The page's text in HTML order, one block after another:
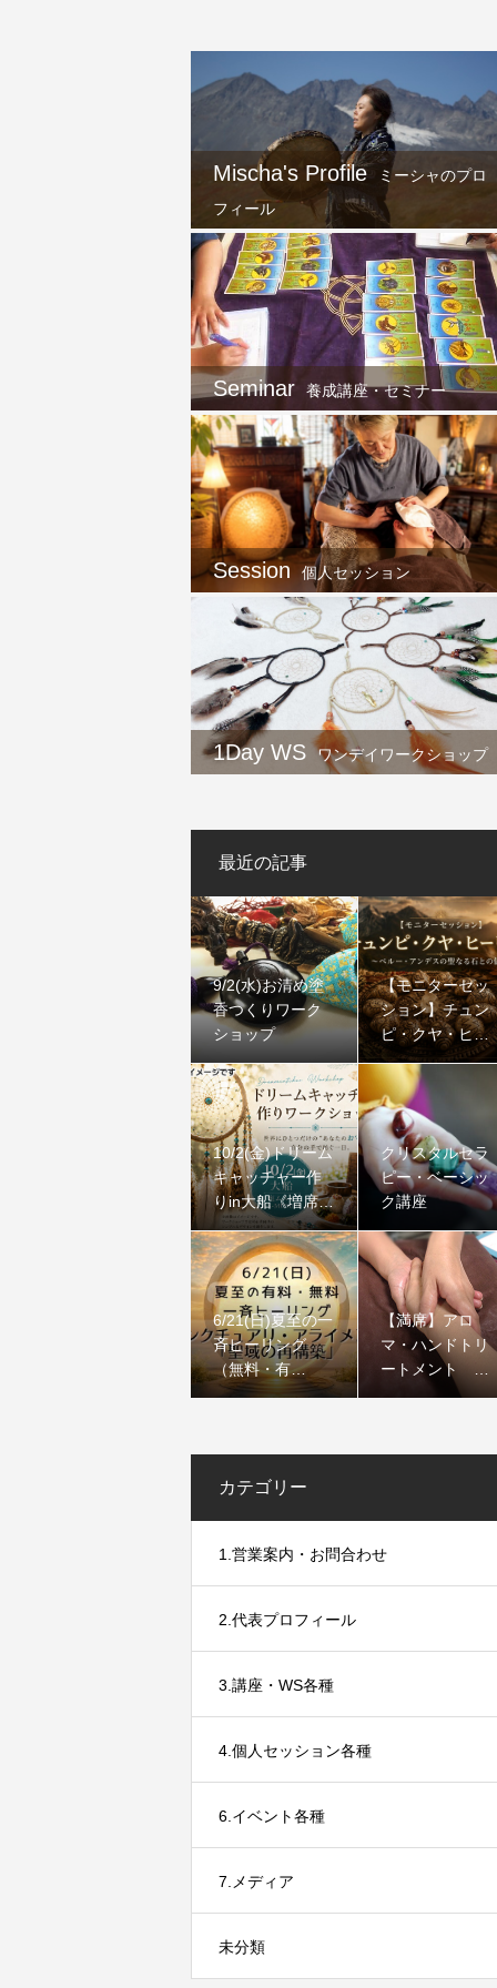
Mischa's Profile
ミーシャのプロ
フィール
Seminar 養成講座・セミナー
Session 個人セッション
1Day WS ワンデイワークショップ
最近の記事
9/2(水)お清め塗
香つくりワーク
ショップ
【モニターセッ
ション】チュン
ピ・クヤ・ヒー
リング｜ペル
ー・アンデスの
聖なる石
10/2(金)ドリーム
キャッチャー作
りin大船《増席し
ました》
クリスタルセラ
ピー・ベーシッ
ク講座
6/21(日)夏至の一
斉ヒーリング
（無料・有
料）：サンクチ
【満席】アロ
マ・ハンドトリ
ートメント コ
カテゴリー
1.営業案内・お問合わせ
2.代表プロフィール
3.講座・WS各種
4.個人セッション各種
6.イベント各種
7.メディア
未分類